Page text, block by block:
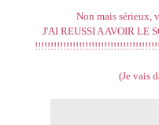
Non mais sérieux,
J'AI REUSSI A AVOIR LE
(Je vais